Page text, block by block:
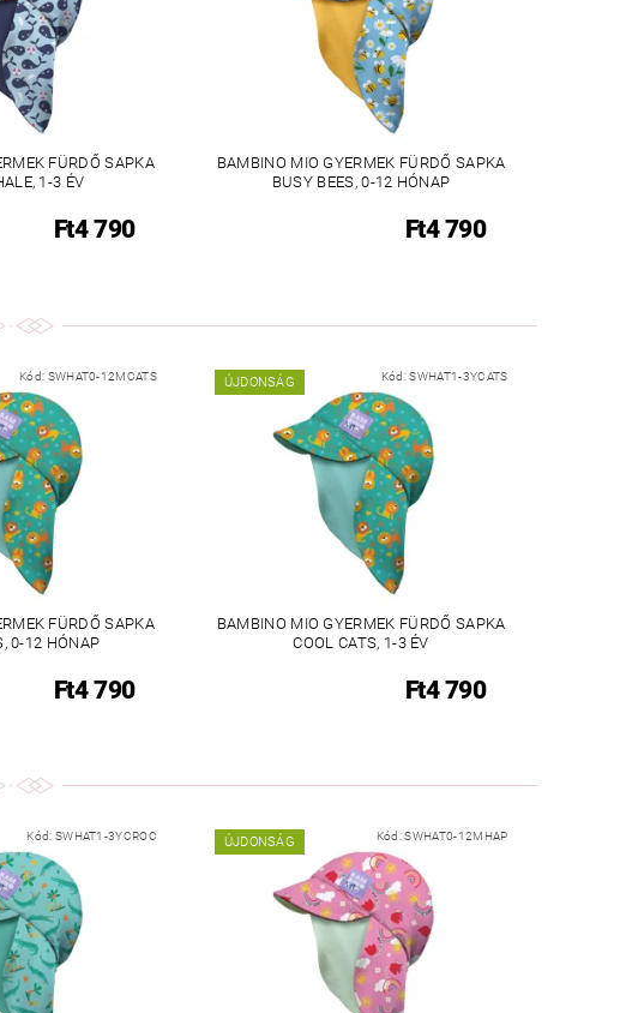
FÜRDŐ SAPKA
1-3 ÉV
Ft4 790
BAMBINO MIO GYERMEK FÜRDŐ SAPKA
BUSY BEES, 0-12 HÓNAP
Ft4 790
Kód: SWHAT0-12MCATS
FÜRDŐ SAPKA
0-12 HÓNAP
Ft4 790
ÚJDONSÁG Kód:SWHAT1-3YCATS
BAMBINO MIO GYERMEK FÜRDŐ SAPKA
COOL CATS, 1-3 ÉV
Ft4 790
Kód: SWHAT1-3YCROC ÚJDONSÁG Kód:SWHAT0-12MHAP